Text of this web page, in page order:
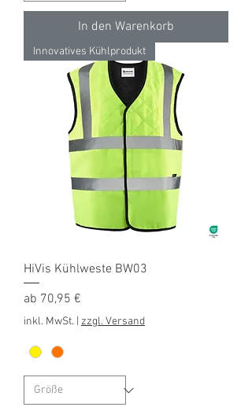
In den Warenkorb
Innovatives Kühlprodukt
HiVis Kühlweste BW03
ab 70,95 €
Sale-Preis
inkl. MwSt. zzgl. Versand